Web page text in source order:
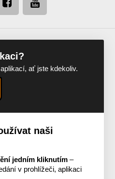
ať jste kdekoliv.
naši
jedním kliknutím –
v prohlížeči, aplikaci